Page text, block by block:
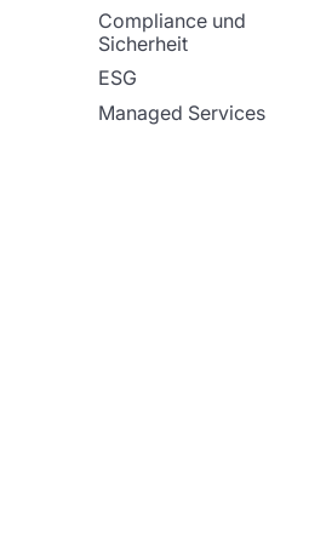
Compliance und
Sicherheit
ESG
Managed Services